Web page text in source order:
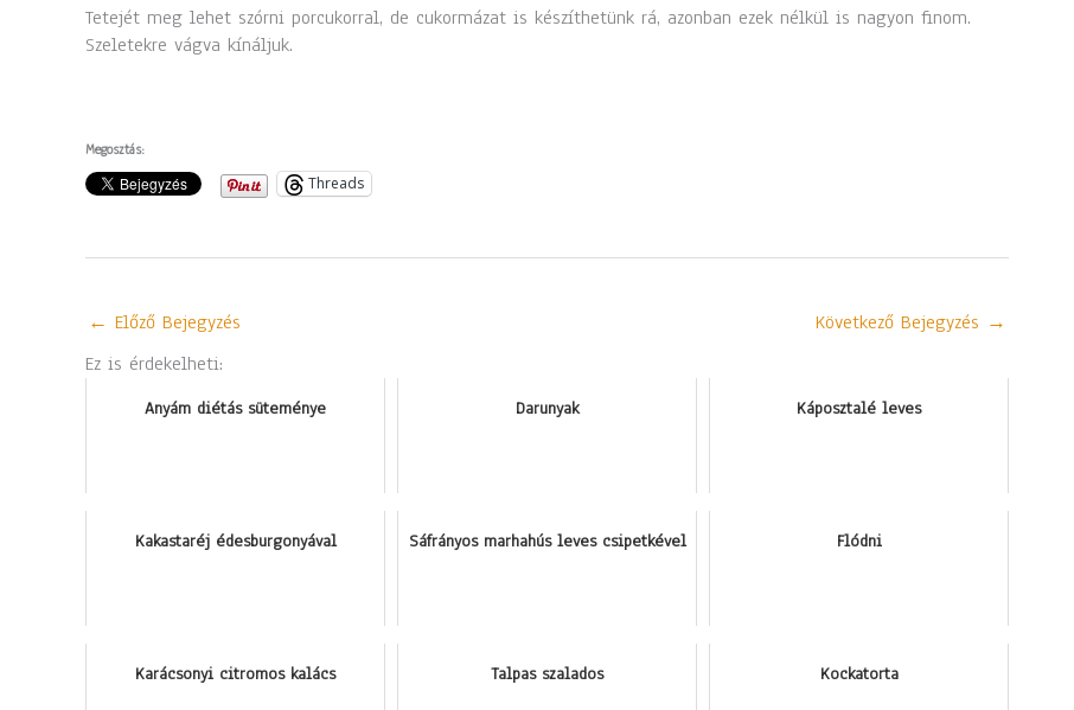
Tetejét meg lehet szórni porcukorral, de cukormázat is készíthetünk rá, azonban ezek nélkül is nagyon finom.
Szeletekre vágva kínáljuk.
Megosztás:
Threads
← Előző Bejegyzés Következő Bejegyzés →
Ez is érdekelheti:
Anyám diétás süteménye Darunyak Káposztalé leves
Kakastaréj édesburgonyával Sáfrányos marhahús leves csipetkével Flódni
Karácsonyi citromos kalács Talpas szalados Kockatorta